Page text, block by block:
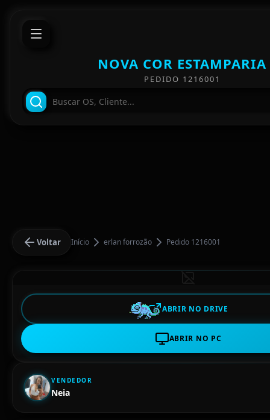
NOVA COR ESTAMPARIA
PEDIDO 1216001
Voltar Início erlan forrozão Pedido 1216001
ABRIR NO DRIVE
ABRIR NO PC
VENDEDOR
Neia